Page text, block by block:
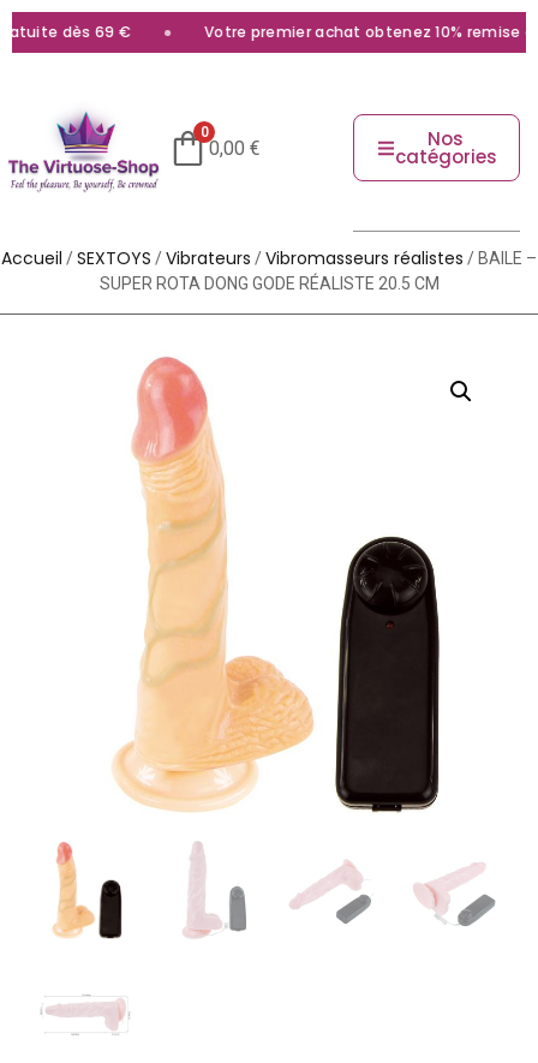
dès 69 € Votre premier achat obtenez 10% remise
0
0,00 € Nos
catégories
Accueil /SEXTOYS /Vibrateurs /Vibromasseurs réalistes / BAILE –
SUPER ROTA DONG GODE RÉALISTE 20.5 CM